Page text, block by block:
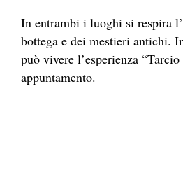
In entrambi i luoghi si respira
bottega e dei mestieri antichi.
può vivere l’esperienza
appuntamento.